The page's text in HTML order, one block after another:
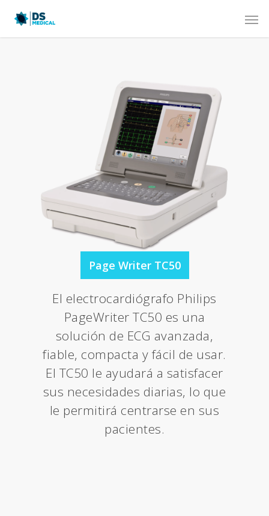
Page Writer TC50
El electrocardiógrafo Philips
PageWriter TC50 es una
solución de ECG avanzada,
fiable, compacta y fácil de usar.
El TC50 le ayudará a satisfacer
sus necesidades diarias, lo que
le permitirá centrarse en sus
pacientes.